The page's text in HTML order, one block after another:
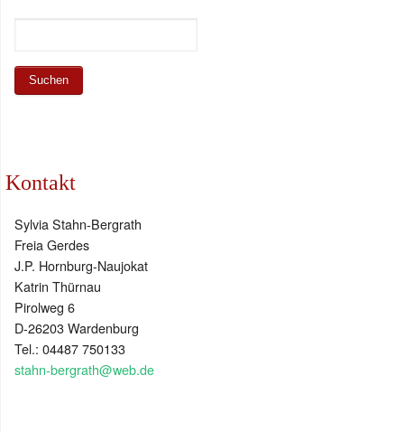
Kontakt
Sylvia Stahn-Bergrath
Freia Gerdes
J.P. Hornburg-Naujokat
Katrin Thürnau
Pirolweg 6
D-26203 Wardenburg
Tel.: 04487 750133
stahn-bergrath@web.de